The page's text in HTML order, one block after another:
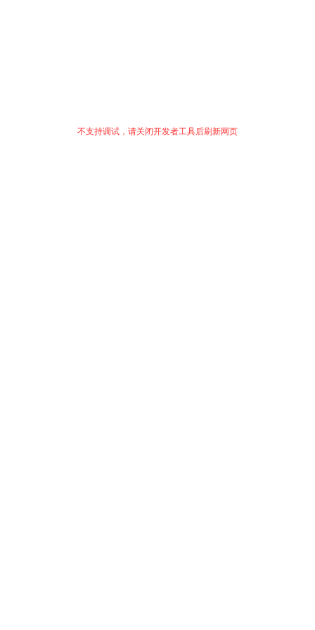
不支持调试，请关闭开发者工具后刷新网页